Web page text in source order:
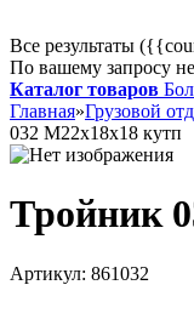
Все результаты
По вашему запросу
Каталог товаров
Главная»Грузовой
032 М22х18х18 кутп
Тройник
Артикул: 861032